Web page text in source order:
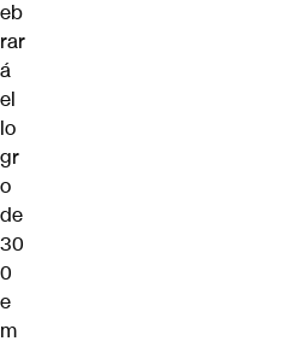
eb
rar
á
el
lo
gr
o
de
30
0
e
m